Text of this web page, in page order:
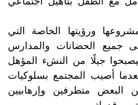
ورؤيتها الخاصة التي
جميع الحضانات والمدارس
جيلًا من النشء المؤهل
بعدما أصيب المجتمع بسلوكيات
متطرفين وإرهابيين